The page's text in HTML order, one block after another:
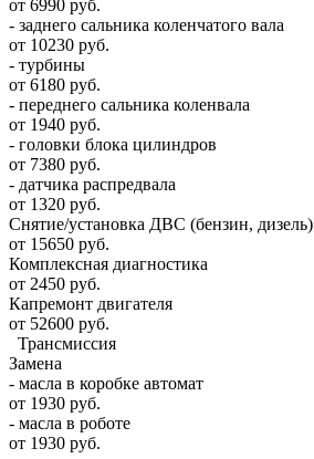
от 6990 руб.
- заднего сальника коленчатого вала
от 10230 руб.
- турбины
от 6180 руб.
- переднего сальника коленвала
от 1940 руб.
- головки блока цилиндров
от 7380 руб.
- датчика распредвала
от 1320 руб.
Снятие/установка ДВС (бензин, дизель)
от 15650 руб.
Комплексная диагностика
от 2450 руб.
Капремонт двигателя
от 52600 руб.
Трансмиссия
Замена
- масла в коробке автомат
от 1930 руб.
- масла в роботе
от 1930 руб.